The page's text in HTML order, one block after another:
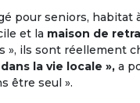
pour seniors, habitat
et la maison de
», ils sont réellement
la vie locale », a
être seul ».